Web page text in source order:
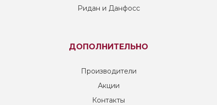
Ридан и Данфосс
ДОПОЛНИТЕЛЬНО
Производители
Акции
Контакты